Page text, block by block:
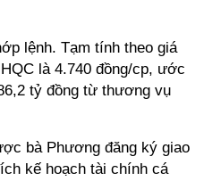
lệnh. Tạm tính theo giá
là 4.740 đồng/cp, ước
tỷ đồng từ thương vụ
bà Phương đăng ký giao
kế hoạch tài chính cá